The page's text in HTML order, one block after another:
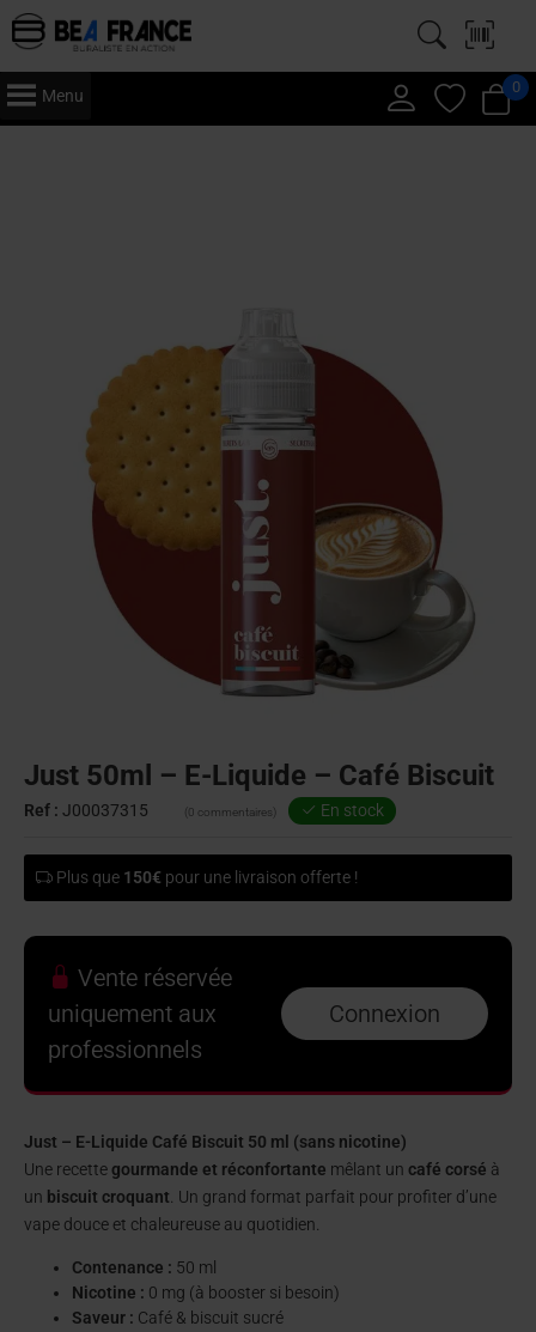
Menu 0
Just 50ml – E-Liquide – Café Biscuit
Ref : J00037315 (0 commentaires) En stock
Plus que 150€ pour une livraison offerte !
Vente réservée
uniquement aux
professionnels
Connexion
Just – E-Liquide Café Biscuit 50 ml (sans nicotine)
Une recette gourmande et réconfortante mêlant un café corsé à
un biscuit croquant . Un grand format parfait pour profiter d’une
vape douce et chaleureuse au quotidien.
Contenance : 50 ml
Nicotine : 0 mg (à booster si besoin)
Saveur : Café & biscuit sucré